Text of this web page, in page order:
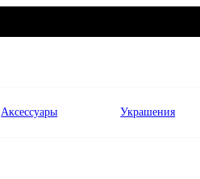
Аксессуары Украшения